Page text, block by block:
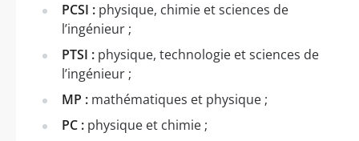
PCSI : physique, chimie et sciences de
l’ingénieur ;
PTSI : physique, technologie et sciences de
l’ingénieur ;
MP : mathématiques et physique ;
PC : physique et chimie ;